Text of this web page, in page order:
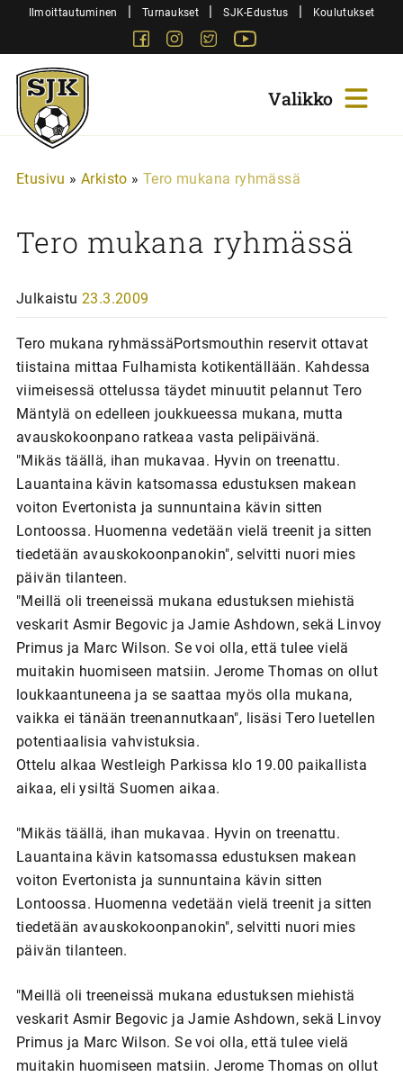
SiirryIlmoittautuminen | Turnaukset | SJK-Edustus | Koulutukset
FacebookInstagram
Twitter
Sjk-
Juniorit
Etusivu » Arkisto » Tero mukana ryhmässä
Tero mukana ryhmässä
Julkaistu 23.3.2009
Tero mukana ryhmässäPortsmouthin reservit ottavat
tiistaina mittaa Fulhamista kotikentällään. Kahdessa
viimeisessä ottelussa täydet minuutit pelannut Tero
Mäntylä on edelleen joukkueessa mukana, mutta
avauskokoonpano ratkeaa vasta pelipäivänä.
"Mikäs täällä, ihan mukavaa. Hyvin on treenattu.
Lauantaina kävin katsomassa edustuksen makean
voiton Evertonista ja sunnuntaina kävin sitten
Lontoossa. Huomenna vedetään vielä treenit ja sitten
tiedetään avauskokoonpanokin", selvitti nuori mies
päivän tilanteen.
"Meillä oli treeneissä mukana edustuksen miehistä
veskarit Asmir Begovic ja Jamie Ashdown, sekä Linvoy
Primus ja Marc Wilson. Se voi olla, että tulee vielä
muitakin huomiseen matsiin. Jerome Thomas on ollut
loukkaantuneena ja se saattaa myös olla mukana,
vaikka ei tänään treenannutkaan", lisäsi Tero luetellen
potentiaalisia vahvistuksia.
Ottelu alkaa Westleigh Parkissa klo 19.00 paikallista
aikaa, eli ysiltä Suomen aikaa.
"Mikäs täällä, ihan mukavaa. Hyvin on treenattu.
Lauantaina kävin katsomassa edustuksen makean
voiton Evertonista ja sunnuntaina kävin sitten
Lontoossa. Huomenna vedetään vielä treenit ja sitten
tiedetään avauskokoonpanokin", selvitti nuori mies
päivän tilanteen.
"Meillä oli treeneissä mukana edustuksen miehistä
veskarit Asmir Begovic ja Jamie Ashdown, sekä Linvoy
Primus ja Marc Wilson. Se voi olla, että tulee vielä
muitakin huomiseen matsiin. Jerome Thomas on ollut